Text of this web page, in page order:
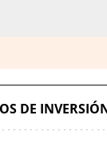
DE